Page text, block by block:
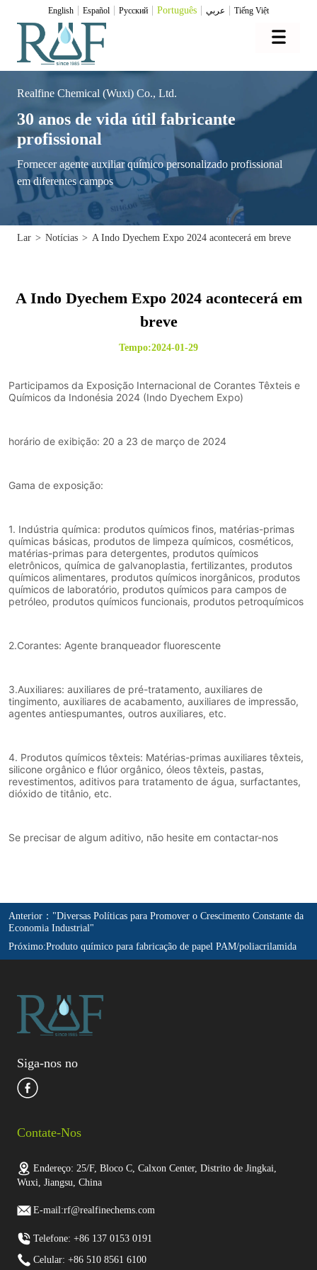
English Español Pусский Português عربي Tiếng Việt
Realfine Chemical (Wuxi) Co., Ltd.
30 anos de vida útil fabricante
profissional
Fornecer agente auxiliar químico personalizado profissional
em diferentes campos
Lar > Notícias > A Indo Dyechem Expo 2024 acontecerá em breve
A Indo Dyechem Expo 2024 acontecerá em
breve
Tempo:2024-01-29
Anterior： "Diversas Políticas para Promover o Crescimento Constante da
Economia Industrial"
Próximo:Produto químico para fabricação de papel PAM/poliacrilamida
Siga-nos no
Contate-Nos
Endereço: 25/F, Bloco C, Calxon Center, Distrito de Jingkai,
Wuxi, Jiangsu, China
E-mail:rf@realfinechems.com
Telefone: +86 137 0153 0191
Celular: +86 510 8561 6100